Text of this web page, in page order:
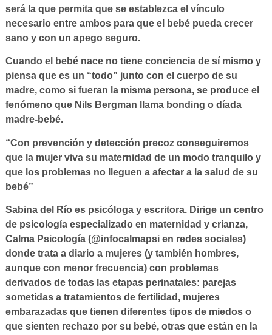
será la que permita que se establezca el vínculo
necesario entre ambos para que el bebé pueda crecer
sano y con un apego seguro.
Cuando el bebé nace no tiene conciencia de sí mismo y
piensa que es un “todo” junto con el cuerpo de su
madre, como si fueran la misma persona, se produce el
fenómeno que Nils Bergman llama bonding o díada
madre-bebé.
“Con prevención y detección precoz conseguiremos
que la mujer viva su maternidad de un modo tranquilo y
que los problemas no lleguen a afectar a la salud de su
bebé”
Sabina del Río es psicóloga y escritora. Dirige un centro
de psicología especializado en maternidad y crianza,
Calma Psicología (@infocalmapsi en redes sociales)
donde trata a diario a mujeres (y también hombres,
aunque con menor frecuencia) con problemas
derivados de todas las etapas perinatales: parejas
sometidas a tratamientos de fertilidad, mujeres
embarazadas que tienen diferentes tipos de miedos o
que sienten rechazo por su bebé, otras que están en la